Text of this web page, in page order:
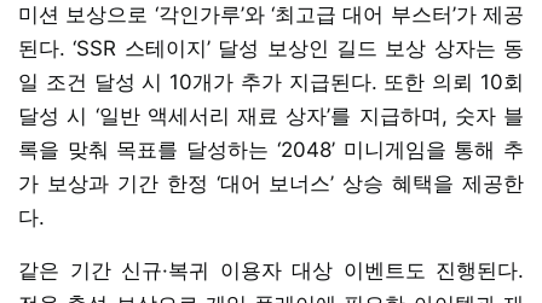
미션 보상으로 ‘각인가루’와 ‘최고급 대어 부스터’가 제공
된다. ‘SSR 스테이지’ 달성 보상인 길드 보상 상자는 동
일 조건 달성 시 10개가 추가 지급된다. 또한 의뢰 10회
달성 시 ‘일반 액세서리 재료 상자’를 지급하며, 숫자 블
록을 맞춰 목표를 달성하는 ‘2048’ 미니게임을 통해 추
가 보상과 기간 한정 ‘대어 보너스’ 상승 혜택을 제공한
다.
같은 기간 신규·복귀 이용자 대상 이벤트도 진행된다.